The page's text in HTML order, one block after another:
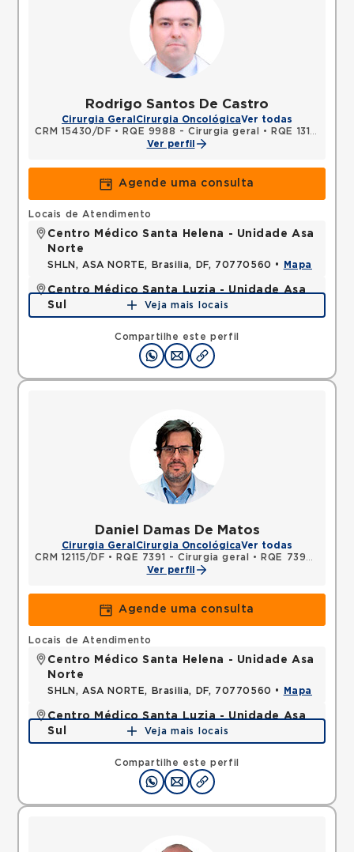
Rodrigo Santos De Castro
Cirurgia Geral Cirurgia OncológicaVer todas
CRM 15430/DF • RQE 9988 - Cirurgia geral •
RQE 13194 - Cancerologia/cancerologia cirúrgica
Ver perfil
Agende uma consulta
Compartilhe este perfil
Locais de Atendimento
Centro Médico Santa Helena - Unidade Asa
Norte
SHLN, ASA NORTE, Brasilia, DF, 70770560 • Mapa
Centro Médico Santa Luzia - Unidade Asa
Sul
SHLS, ASA SUL, Brasilia, DF, 70390903 •Mapa
Veja mais locais
Daniel Damas De Matos
Cirurgia Geral Cirurgia OncológicaVer todas
CRM 12115/DF • RQE 7391 - Cirurgia geral •
RQE 7392 - Cancerologia/cancerologia cirúrgica
Ver perfil
Agende uma consulta
Compartilhe este perfil
Locais de Atendimento
Centro Médico Santa Helena - Unidade Asa
Norte
SHLN, ASA NORTE, Brasilia, DF, 70770560 • Mapa
Centro Médico Santa Luzia - Unidade Asa
Sul
SHLS, ASA SUL, Brasilia, DF, 70390903 •Mapa
Veja mais locais